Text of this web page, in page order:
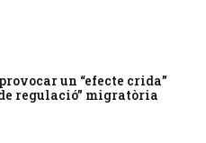
un “efecte crida”
regulació” migratòria